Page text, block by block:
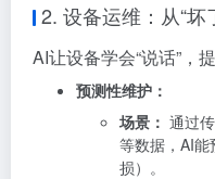
2. 设备运维：从“坏
AI让设备学会“说话”，
预测性维护：
场景： 通过
等数据，AI能
损）。